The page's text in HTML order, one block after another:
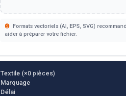
Formats vectoriels (AI, EPS, SVG)
aider à préparer votre fichier.
Textile (×0pièces)
Marquage
Délai